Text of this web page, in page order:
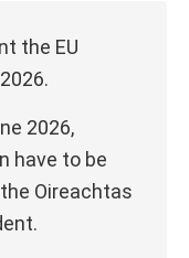
the EU
2026,
have to be
Oireachtas